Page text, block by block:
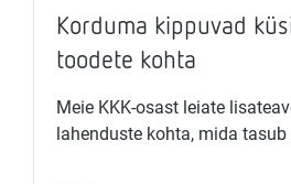
Korduma kippuvad
toodete kohta
Meie KKK-osast leiate
lahenduste kohta, mida